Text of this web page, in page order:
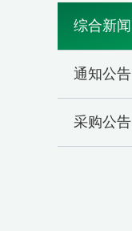
综合新闻
通知公告
采购公告